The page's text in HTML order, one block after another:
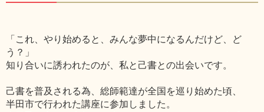
「これ、やり始めると、みんな夢中になるんだけど、ど
う？」
知り合いに誘われたのが、私と己書との出会いです。
己書を普及される為、総師範達が全国を巡り始めた頃、
半田市で行われた講座に参加しました。